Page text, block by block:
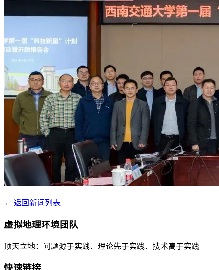
← 返回新闻列表
虚拟地理环境团队
顶天立地：问题源于实践、理论先于实践、技术高于实践
快速链接